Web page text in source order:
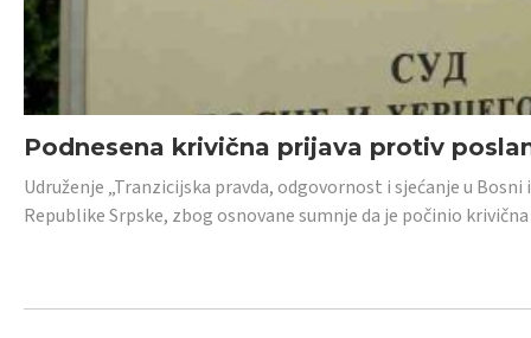
Podnesena krivična prijava protiv
Udruženje „Tranzicijska pravda, odgovornost i sjećanje u
Republike Srpske, zbog osnovane sumnje da je počinio